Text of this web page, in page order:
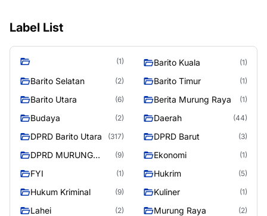
Label List
(1) Barito Kuala (1)
Barito Selatan (2) Barito Timur (1)
Barito Utara (6) Berita Murung Raya (1)
Budaya (2) Daerah (44)
DPRD Barito Utara (317) DPRD Barut (3)
DPRD MURUNG
(9) Ekonomi (1)
FYI (1) Hukrim (5)
Hukum Kriminal (9) Kuliner (1)
Lahei (2) Murung Raya (2)